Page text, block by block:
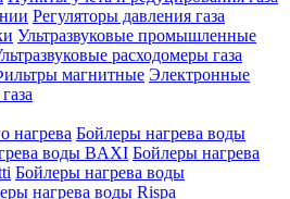
Регуляторы давления газа
Ультразвуковые промышленные
расходомеры газа
магнитные Электронные
нагрева Бойлеры нагрева воды
воды BAXI Бойлеры нагрева
Бойлеры нагрева воды
нагрева воды Rispa